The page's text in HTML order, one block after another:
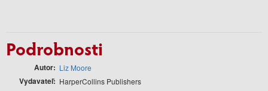
Podrobnosti
Autor Liz Moore
Vydavateľ HarperCollins Publishers